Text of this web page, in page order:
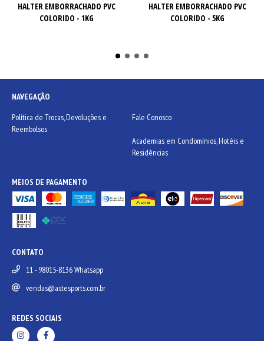
HALTER EMBORRACHADO PVC
COLORIDO - 1KG
HALTER EMBORRACHADO PVC
COLORIDO - 5KG
NAVEGAÇÃO
Política de Trocas, Devoluções e
Reembolsos
Fale Conosco
Academias em Condomínios, Hotéis e
Residências
MEIOS DE PAGAMENTO
CONTATO
11 - 98015-8136 Whatsapp
vendas@astesports.com.br
REDES SOCIAIS